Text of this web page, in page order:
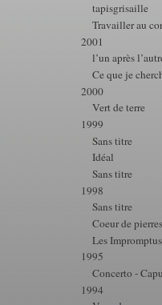
tapisgrisaille
Travailler au
2001
l’un après
Ce que je
2000
Vert de terre
1999
Sans titre
Idéal
Sans titre
1998
Sans titre
Coeur de pierres
Les Impromptus
1995
Concerto -
1994